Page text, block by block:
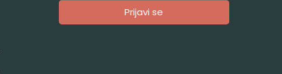
Prijavi se